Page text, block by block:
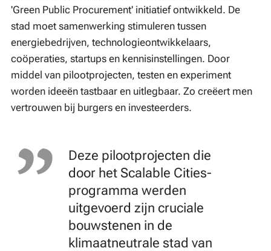
'Green Public Procurement' initiatief ontwikkeld. De
stad moet samenwerking stimuleren tussen
energiebedrijven, technologieontwikkelaars,
coöperaties, startups en kennisinstellingen. Door
middel van pilootprojecten, testen en experiment
worden ideeën tastbaar en uitlegbaar. Zo creëert men
vertrouwen bij burgers en investeerders.
Deze pilootprojecten die
door het Scalable Cities-
programma werden
uitgevoerd zijn cruciale
bouwstenen in de
klimaatneutrale stad van